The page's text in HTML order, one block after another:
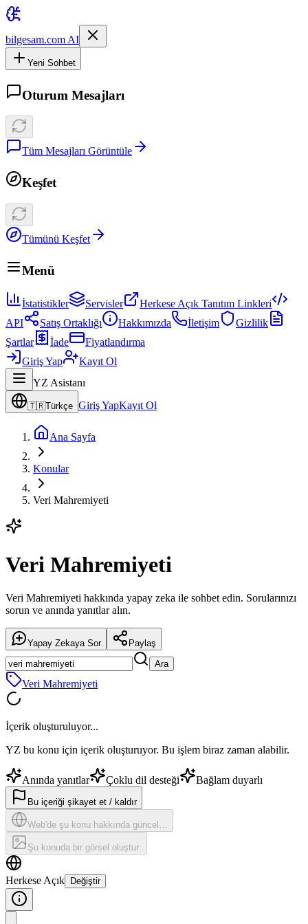
bilgesam.com AI
Yeni Sohbet
Oturum Mesajları
Tüm Mesajları Görüntüle
Keşfet
Tümünü Keşfet
Menü
İstatistikler Servisler
Herkese Açık Tanıtım Linkleri
API
Satış Ortaklığı Hakkımızda İletişim
Gizlilik
Şartlar
İade
Fiyatlandırma
Giriş Yap
Kayıt Ol
YZ Asistanı
🇹🇷Türkçe Giriş YapKayıt Ol
Ana Sayfa
Konular
Veri Mahremiyeti
Veri Mahremiyeti
Veri Mahremiyeti hakkında yapay zeka ile sohbet edin. Sorularınızı
sorun ve anında yanıtlar alın.
Yapay Zekaya Sor
Paylaş
Ara
Veri Mahremiyeti
İçerik oluşturuluyor...
YZ bu konu için içerik oluşturuyor. Bu işlem biraz zaman alabilir.
Anında yanıtlar Çoklu dil desteği Bağlam duyarlı
Bu içeriği şikayet et / kaldır
Web'de şu konu hakkında güncel…
Şu konuda bir görsel oluştur:
Herkese Açık Değiştir